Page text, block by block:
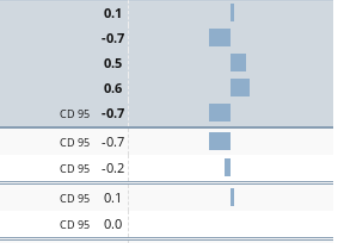
0.1
-0.7
0.5
0.6
CD 95
-0.7
CD 95
-0.7
CD 95 -0.2
CD 95
0.1
CD 95 0.0